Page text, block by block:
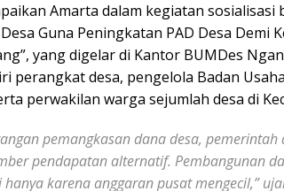
Amarta dalam kegiatan sosialisasi
Guna Peningkatan PAD Desa Demi
yang digelar di Kantor BUMDes
perangkat desa, pengelola Badan
perwakilan warga sejumlah desa di
pemangkasan dana desa,
pendapatan alternatif. Pembangunan
karena anggaran pusat mengecil,”